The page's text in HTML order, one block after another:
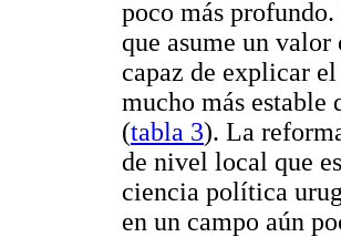
poco más
que asume un valor
capaz de explicar
mucho más
(tabla 3). La
de nivel local que
ciencia política
en un campo aún